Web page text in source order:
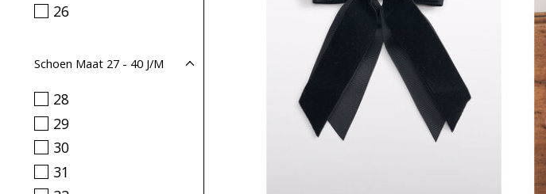
26
Schoen Maat 27 - 40 J/M
28
29
30
31